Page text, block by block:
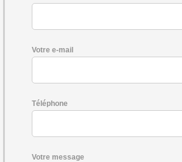
Votre e-mail
Téléphone
Votre message